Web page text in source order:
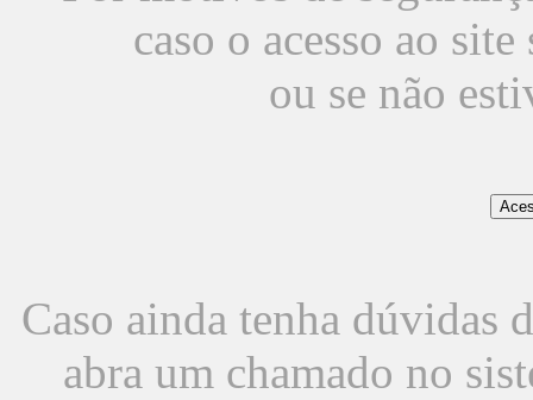
caso o acesso ao
ou se não
Caso ainda tenha dúvidas
abra um chamado no